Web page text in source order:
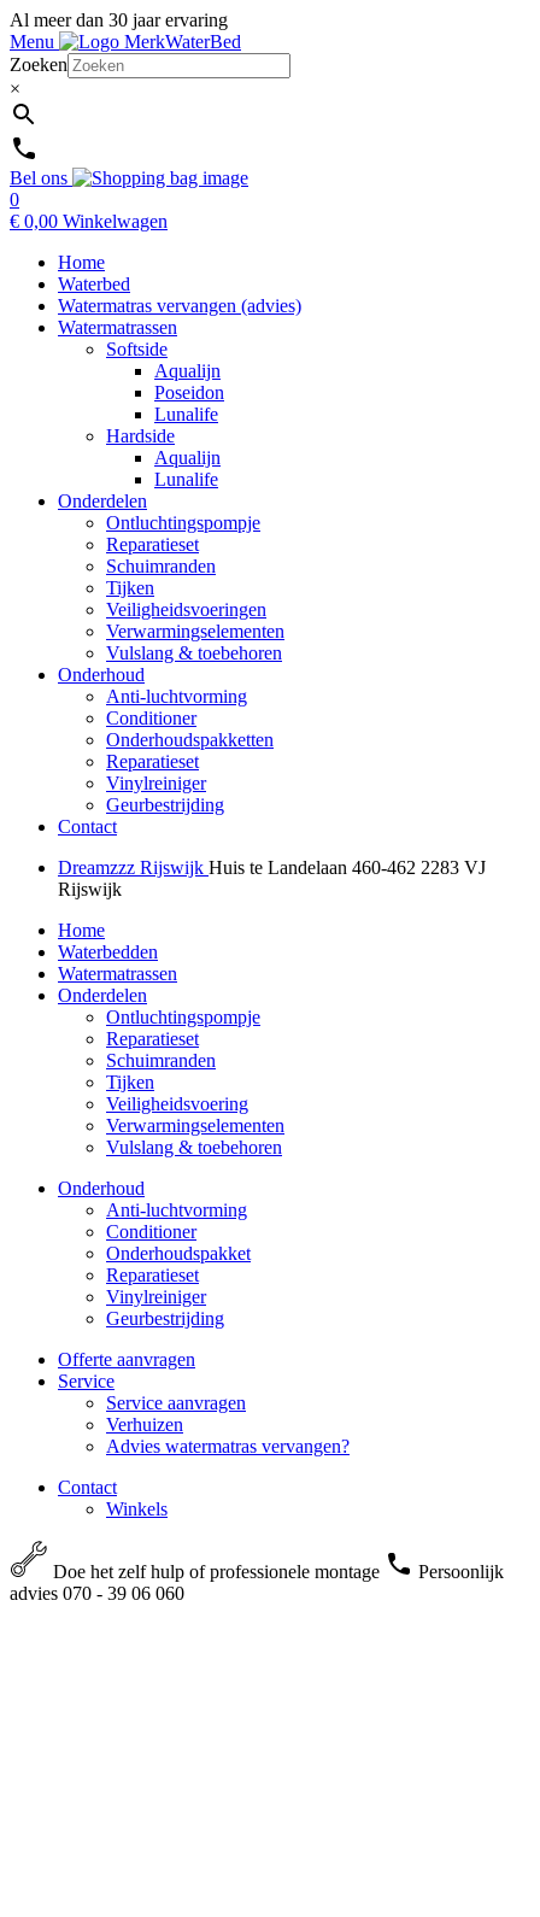
Al meer dan 30 jaar ervaring
Menu
Zoeken
×
Bel ons
0
€ 0,00 Winkelwagen
Home
Waterbed
Watermatras vervangen (advies)
Watermatrassen
Softside
Aqualijn
Poseidon
Lunalife
Hardside
Aqualijn
Lunalife
Onderdelen
Ontluchtingspompje
Reparatieset
Schuimranden
Tijken
Veiligheidsvoeringen
Verwarmingselementen
Vulslang & toebehoren
Onderhoud
Anti-luchtvorming
Conditioner
Onderhoudspakketten
Reparatieset
Vinylreiniger
Geurbestrijding
Contact
Dreamzzz Rijswijk Huis te Landelaan 460-462 2283 VJ
Rijswijk
Home
Waterbedden
Watermatrassen
Onderdelen
Ontluchtingspompje
Reparatieset
Schuimranden
Tijken
Veiligheidsvoering
Verwarmingselementen
Vulslang & toebehoren
Onderhoud
Anti-luchtvorming
Conditioner
Onderhoudspakket
Reparatieset
Vinylreiniger
Geurbestrijding
Offerte aanvragen
Service
Service aanvragen
Verhuizen
Advies watermatras vervangen?
Contact
Winkels
Doe het zelf hulp of professionele montage
Persoonlijk
advies 070 - 39 06 060